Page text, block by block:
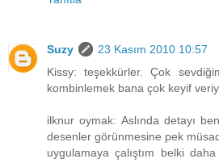
Suzy
23 Kasım 2010 10:57
Kissy: teşekkürler. Çok
kombinlemek bana çok keyif
ilknur oymak: Aslında detayı
desenler görünmesine pek
uygulamaya çalıştım belki daha